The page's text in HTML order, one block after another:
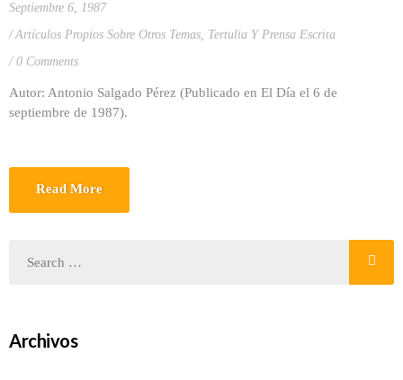
Septiembre 6, 1987
Artículos Propios Sobre Otros Temas, Tertulia Y Prensa Escrita
0 Comments
Autor: Antonio Salgado Pérez (Publicado en El Día el 6 de
septiembre de 1987).
Read More
Archivos